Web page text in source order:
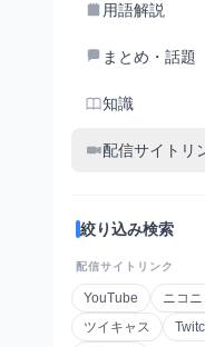
用語解説
まとめ・話題
知識
配信サイトリ
絞り込み検索
配信サイトリンク
YouTube
ニコ
ツイキャス